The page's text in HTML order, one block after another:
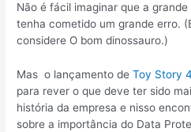
Não é fácil imaginar que a
tenha cometido um grande erro.
considere O bom dinossauro.)
Mas o lançamento deToy Story 4
para rever o que deve ter sido
história da empresa e nisso
sobre a importância do Data